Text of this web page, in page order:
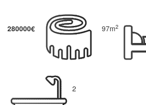
280000€ 97m2
2